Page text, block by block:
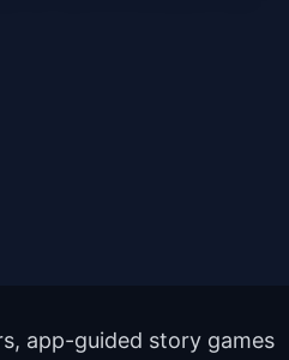
app-guided story games